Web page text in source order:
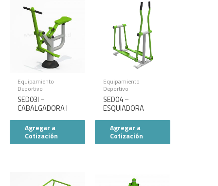
Equipamiento
Deportivo
SED03I –
CABALGADORA I
Agregar a
Cotización
Equipamiento
Deportivo
SED04 –
ESQUIADORA
Agregar a
Cotización